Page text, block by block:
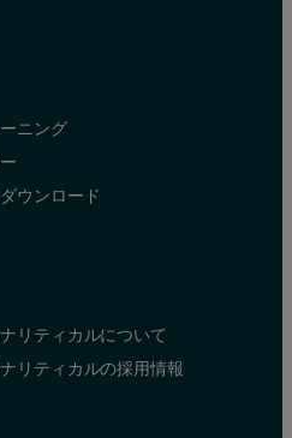
ニング
ウンロード
リティカルについて
リティカルの採用情報